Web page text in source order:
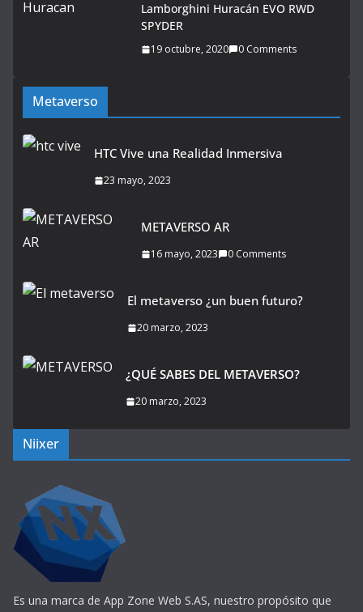
Lamborghini Huracán EVO RWD
SPYDER
19 octubre, 2020 0 Comments
Metaverso
HTC Vive una Realidad Inmersiva
23 mayo, 2023
METAVERSO AR
16 mayo, 2023 0 Comments
El metaverso ¿un buen futuro?
20 marzo, 2023
¿QUÉ SABES DEL METAVERSO?
20 marzo, 2023
Niixer
Es una marca de App Zone Web S.AS, nuestro propósito que